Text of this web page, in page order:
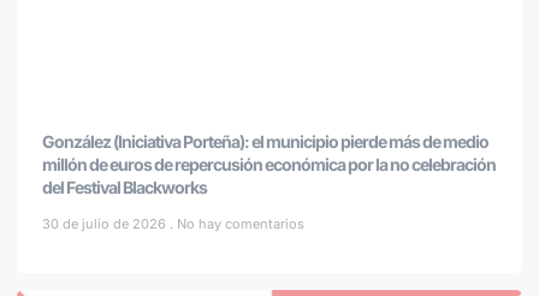
González (Iniciativa Porteña): el municipio pierde más de medio
millón de euros de repercusión económica por la no celebración
del Festival Blackworks
30 de julio de 2026 No hay comentarios